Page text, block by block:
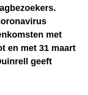
met
en met 31 maart
geeft